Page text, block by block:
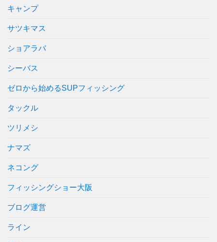
キャンプ
サツキマス
ショアラバ
シーバス
ゼロから始めるSUPフィッシング
タックル
ツリメシ
ナマズ
ネコング
フィッシングショー大阪
ブログ運営
ライン